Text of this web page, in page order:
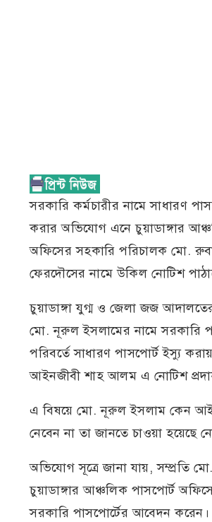
সরকারি কর্মচারীর নামে সাধারণ
করার অভিযোগ এনে চুয়াডাঙ্গার
অফিসের সহকারি পরিচালক মো.
ফেরদৌসের নামে উকিল নোটিশ
চুয়াডাঙ্গা যুগ্ম ও জেলা জজ আদালতের
মো. নূরুল ইসলামের নামে সরকারি
পরিবর্তে সাধারণ পাসপোর্ট ইস্যু
আইনজীবী শাহ আলম এ নোটিশ
এ বিষয়ে মো. নূরুল ইসলাম কেন
নেবেন না তা জানতে চাওয়া হয়েছে
অভিযোগ সূত্রে জানা যায়, সম্প্রতি
চুয়াডাঙ্গার আঞ্চলিক পাসপোর্ট
সরকারি পাসপোর্টের আবেদন করেন।